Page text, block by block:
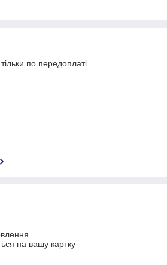
по передоплаті.
на вашу картку